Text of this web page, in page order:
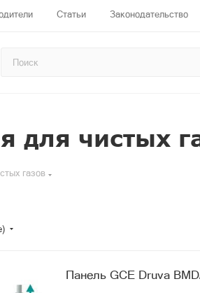
Статьи Законодательство
для чистых
газов
Панель GCE Druva